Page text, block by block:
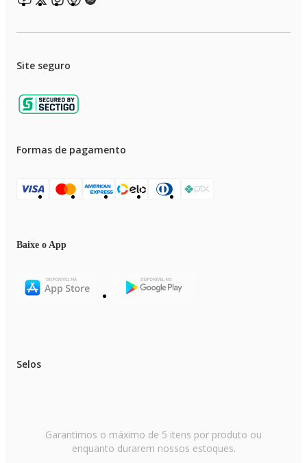
Site seguro
Formas de pagamento
Baixe o App
Selos
Garantimos o máximo de 5 itens por produto ou
enquanto durarem nossos estoques.